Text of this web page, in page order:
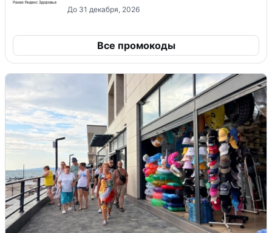
До 31 декабря, 2026
Все промокоды